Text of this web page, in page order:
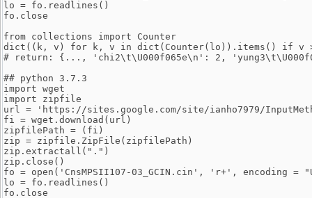
lo = fo.readlines()
fo.close
from collections import Counter
dict((k, v) for k, v in dict(Counter(lo)).items() if v
# return: {..., 'chi2\t\U000f065e\n': 2,
## python 3.7.3
import wget
import zipfile
url = 'https://sites.google.com/site/ianho7979/
fi = wget.download(url)
zipfilePath = (fi)
zip = zipfile.ZipFile(zipfilePath)
zip.extractall(".")
zip.close()
fo = open('CnsMPSII107-03_GCIN.cin', 'r+', encoding =
lo = fo.readlines()
fo.close